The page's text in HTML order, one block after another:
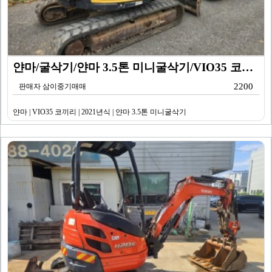
얀마/굴삭기/얀마 3.5톤 미니굴삭기/VIO35 코끼리…
판매자 삼이중기매매 2200
얀마 | VIO35 코끼리 | 2021년식 | 얀마 3.5톤 미니굴삭기